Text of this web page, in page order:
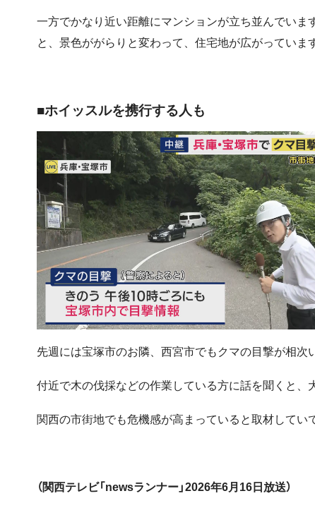
一方でかなり近い距離にマンションが立ち並んでい
と、景色ががらりと変わって、住宅地が広がっています
■ホイッスルを携行する人も
先週には宝塚市のお隣、西宮市でもクマの目撃が相次
付近で木の伐採などの作業している方に話を聞くと、
関西の市街地でも危機感が高まっていると取材してい
（関西テレビ「newsランナー」2026年6月16日放送）